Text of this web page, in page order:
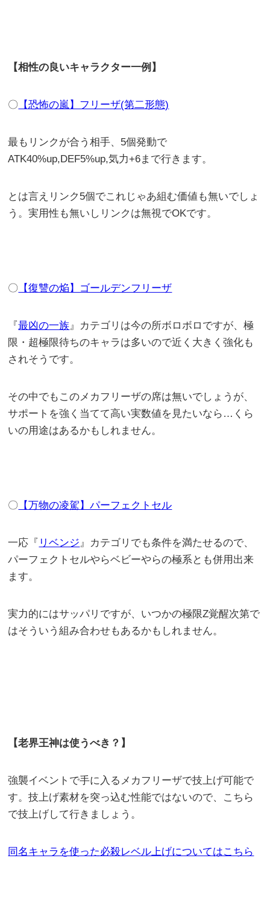
【相性の良いキャラクター一例】
〇 【恐怖の嵐】フリーザ(第二形態)
最もリンクが合う相手、5個発動で
ATK40%up,DEF5%up,気力+6まで行きます。
とは言えリンク5個でこれじゃあ組む価値も無いでしょ
う。実用性も無いしリンクは無視でOKです。
〇 【復讐の焔】ゴールデンフリーザ
『最凶の一族』カテゴリは今の所ボロボロですが、極
限・超極限待ちのキャラは多いので近く大きく強化も
されそうです。
その中でもこのメカフリーザの席は無いでしょうが、
サポートを強く当てて高い実数値を見たいなら…くら
いの用途はあるかもしれません。
〇 【万物の凌駕】パーフェクトセル
一応『 リベンジ』カテゴリでも条件を満たせるので、
パーフェクトセルやらベビーやらの極系とも併用出来
ます。
実力的にはサッパリですが、いつかの極限Z覚醒次第で
はそういう組み合わせもあるかもしれません。
【老界王神は使うべき？】
強襲イベントで手に入るメカフリーザで技上げ可能で
す。技上げ素材を突っ込む性能ではないので、こちら
で技上げして行きましょう。
同名キャラを使った必殺レベル上げについてはこちら